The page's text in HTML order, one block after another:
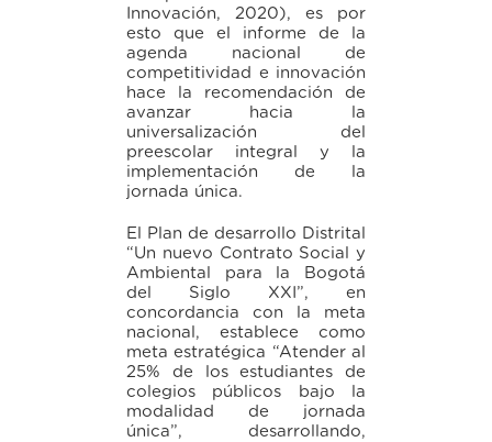
Innovación, 2020), es por
esto que el informe de la
agenda nacional de
competitividad e innovación
hace la recomendación de
avanzar hacia la
universalización del
preescolar integral y la
implementación de la
jornada única.
El Plan de desarrollo Distrital
“Un nuevo Contrato Social y
Ambiental para la Bogotá
del Siglo XXI”, en
concordancia con la meta
nacional, establece como
meta estratégica “Atender al
25% de los estudiantes de
colegios públicos bajo la
modalidad de jornada
única”, desarrollando,